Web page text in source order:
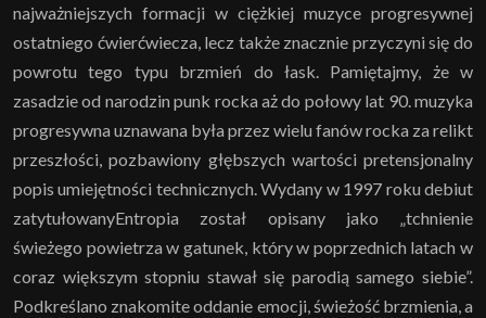
najważniejszych formacji w ciężkiej muzyce progresywnej
ostatniego ćwierćwiecza, lecz także znacznie przyczyni się do
powrotu tego typu brzmień do łask. Pamiętajmy, że w
zasadzie od narodzin punk rocka aż do połowy lat 90. muzyka
progresywna uznawana była przez wielu fanów rocka za relikt
przeszłości, pozbawiony głębszych wartości pretensjonalny
popis umiejętności technicznych. Wydany w 1997 roku debiut
zatytułowanyEntropia został opisany jako „tchnienie
świeżego powietrza w gatunek, który w poprzednich latach w
coraz większym stopniu stawał się parodią samego siebie”.
Podkreślano znakomite oddanie emocji, świeżość brzmienia, a